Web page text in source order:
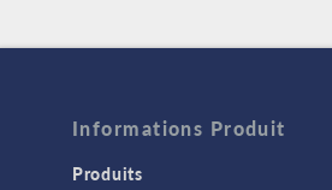
Informations Produit
Produits